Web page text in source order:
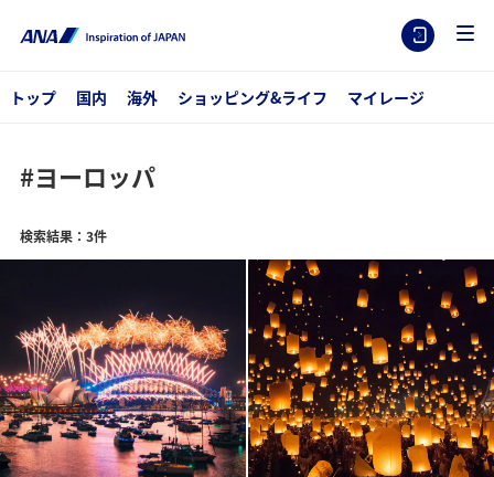
トップ 国内 海外 ショッピング&ライフ マイレージ
#ヨーロッパ
検索結果：3件